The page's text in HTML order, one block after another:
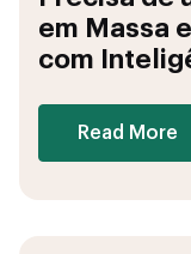
em Massa
com
Read More